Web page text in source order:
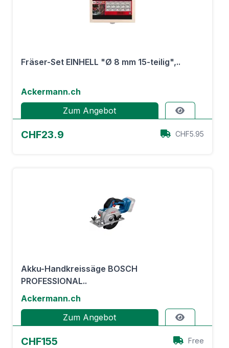
Fräser-Set EINHELL "Ø 8 mm 15-teilig",..
Ackermann.ch
Zum Angebot
CHF23.9 CHF5.95
Akku-Handkreissäge BOSCH
PROFESSIONAL..
Ackermann.ch
Zum Angebot
CHF155 Free